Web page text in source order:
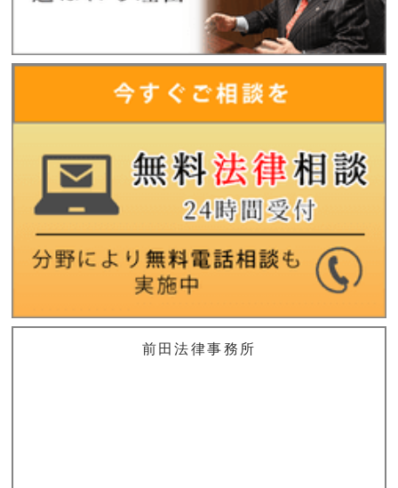
前田法律事務所